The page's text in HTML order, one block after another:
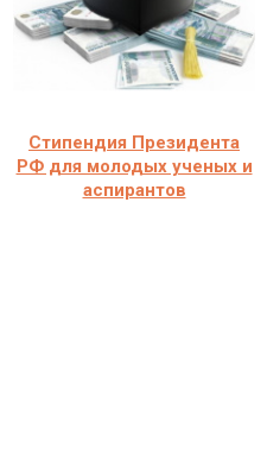
Стипендия Президента
РФ для молодых ученых и
аспирантов